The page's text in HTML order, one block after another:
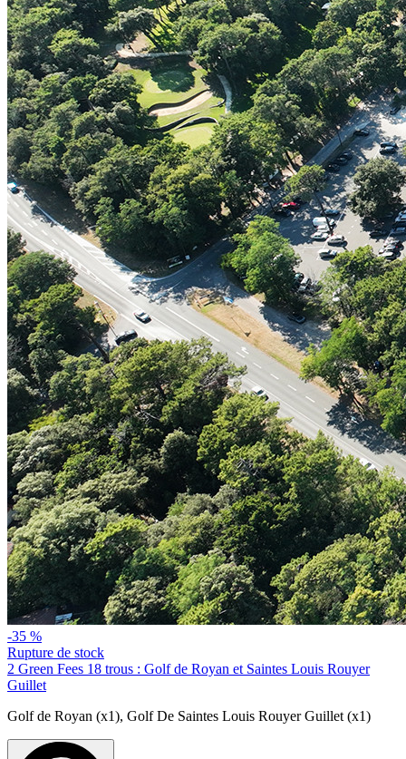
-35 %
Rupture de stock
2 Green Fees 18 trous : Golf de Royan et Saintes Louis Rouyer
Guillet
Golf de Royan (x1), Golf De Saintes Louis Rouyer Guillet (x1)